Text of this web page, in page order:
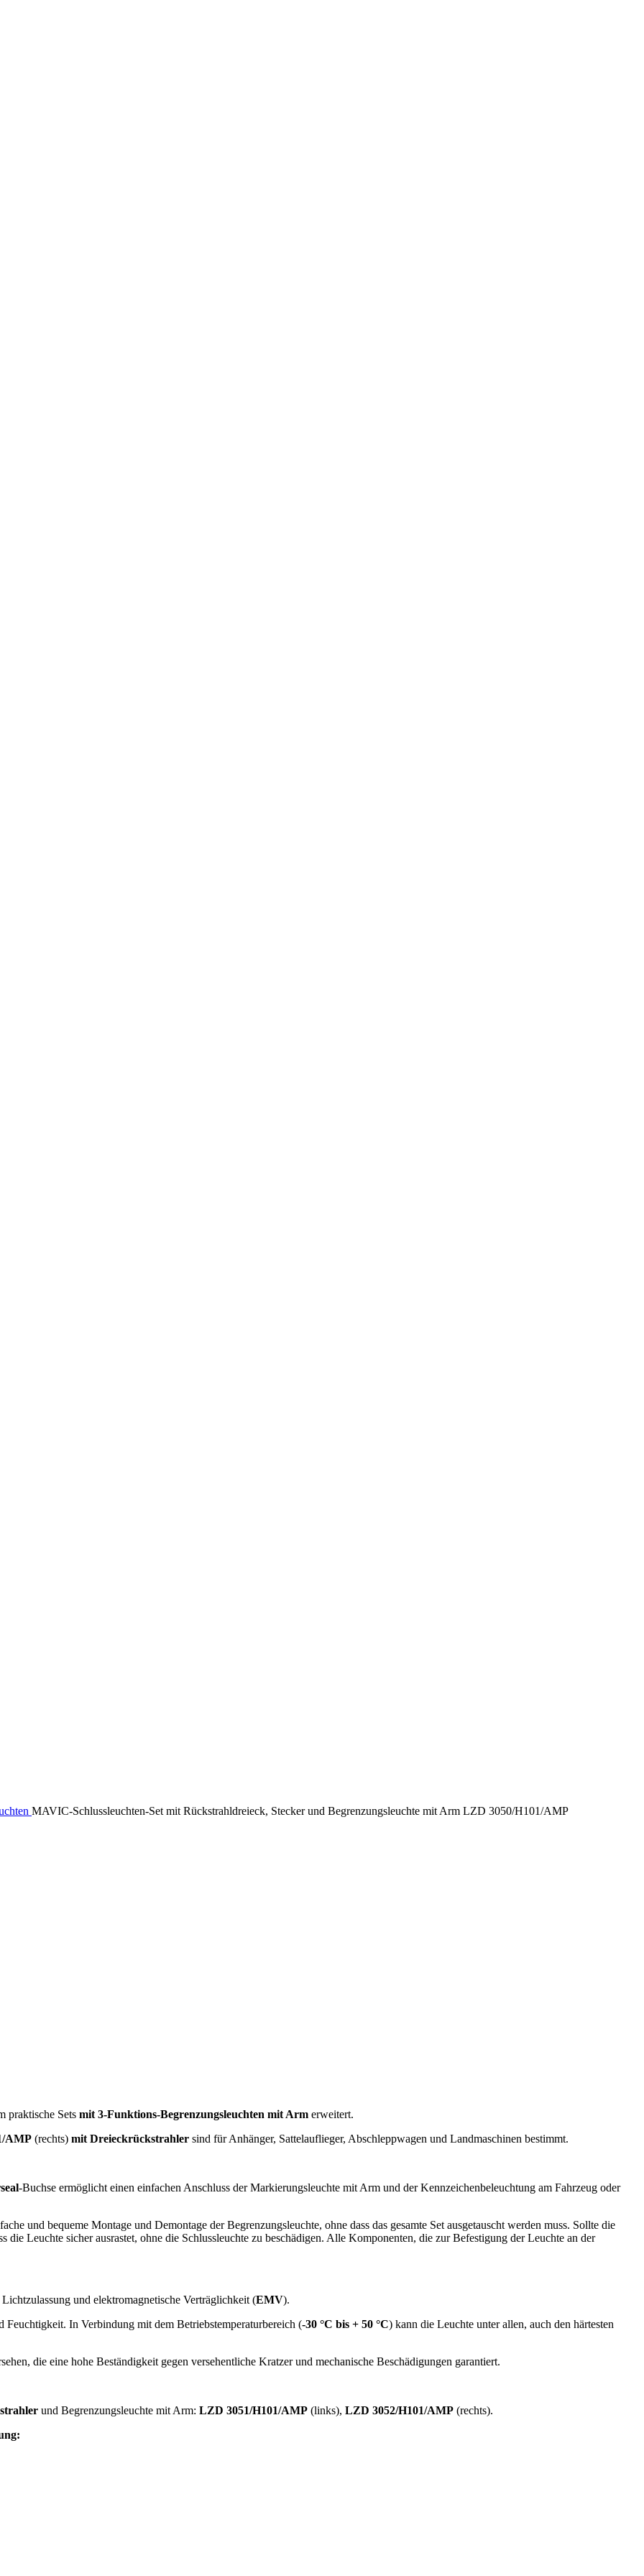
MAVIC-Schlussleuchten-Set mit Rückstrahldreieck, Stecker und Begrenzungsleuchte mit Arm LZD 3050/H101/AMP
praktische Sets mit 3-Funktions-Begrenzungsleuchten mit Arm erweitert.
AMP (rechts) mit Dreieckrückstrahler sind für Anhänger, Sattelauflieger, Abschleppwagen und Landmaschinen bestimmt.
-Buchse ermöglicht einen einfachen Anschluss der Markierungsleuchte mit Arm und der Kennzeichenbeleuchtung am Fahrzeug oder
und bequeme Montage und Demontage der Begrenzungsleuchte, ohne dass das gesamte Set ausgetauscht werden muss. Sollte die
Leuchte sicher ausrastet, ohne die Schlussleuchte zu beschädigen. Alle Komponenten, die zur Befestigung der Leuchte an der
und elektromagnetische Verträglichkeit (EMV).
Feuchtigkeit. In Verbindung mit dem Betriebstemperaturbereich (-30 °C bis + 50 °C) kann die Leuchte unter allen, auch den härtesten
die eine hohe Beständigkeit gegen versehentliche Kratzer und mechanische Beschädigungen garantiert.
und Begrenzungsleuchte mit Arm: LZD 3051/H101/AMP (links), LZD 3052/H101/AMP (rechts).